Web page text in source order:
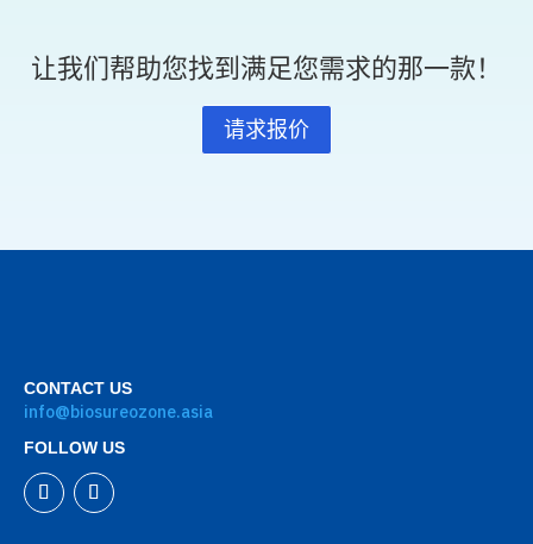
让我们帮助您找到满足您需求的那一款！
请求报价
CONTACT US
info@biosureozone.asia
FOLLOW US